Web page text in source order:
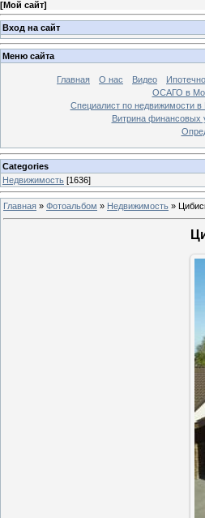
[Мой сайт]
Вход на сайт
Меню сайта
Главная О нас Видео
ОСАГО в
Специалист по недвижимости в
Витрина финансовых
Categories
Недвижимость [1636]
Главная » Фотоальбом » Недвижимость »